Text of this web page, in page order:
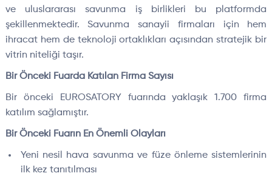
ve uluslararası savunma iş birlikleri bu platformda
şekillenmektedir. Savunma sanayii firmaları için hem
ihracat hem de teknoloji ortaklıkları açısından stratejik bir
vitrin niteliği taşır.
Bir Önceki Fuarda Katılan Firma Sayısı
Bir önceki EUROSATORY fuarında yaklaşık 1.700 firma
katılım sağlamıştır.
Bir Önceki Fuarın En Önemli Olayları
Yeni nesil hava savunma ve füze önleme sistemlerinin
ilk kez tanıtılması